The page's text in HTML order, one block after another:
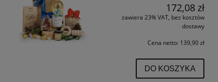
172,08 zł
zawiera 23% VAT, bez kosztów
dostawy
Cena netto: 139,90 zł
DO KOSZYKA